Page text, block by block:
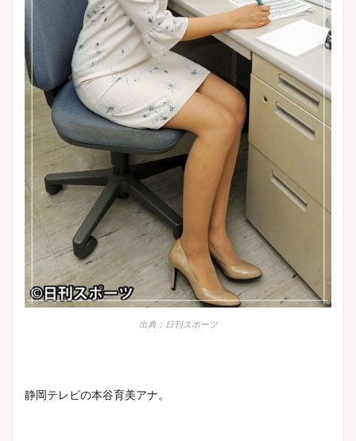
安藤萌々アナのカップ画像や
ニット衣装まとめ！美足の筋
肉も凄い！
鈴木唯の太ってた時の体重が
ヤバすぎww原因や痩せたダ
イエット方は？昔と現在を画
豊島実季アナのカップ画像ま
とめ！美脚や水着姿に年齢も
調査！
出典：日刊スポーツ
静岡テレビの本谷育美アナ。